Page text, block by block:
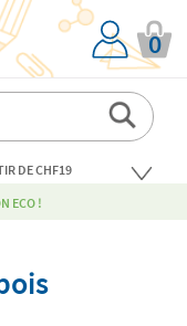
0
DE CHF19
ECO !